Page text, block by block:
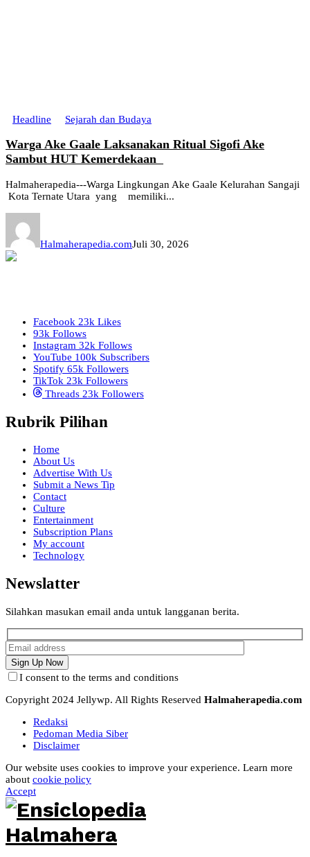
Headline Sejarah dan Budaya
Warga Ake Gaale Laksanakan Ritual Sigofi Ake
Sambut HUT Kemerdekaan
Halmaherapedia---Warga Lingkungan Ake Gaale Kelurahan Sangaji
Kota Ternate Utara yang memiliki...
Halmaherapedia.comJuli 30, 2026
Facebook 23k Likes
93k Follows
Instagram 32k Follows
YouTube 100k Subscribers
Spotify 65k Followers
TikTok 23k Followers
Threads 23k Followers
Rubrik Pilihan
Home
About Us
Advertise With Us
Submit a News Tip
Contact
Culture
Entertainment
Subscription Plans
My account
Technology
Newslatter
Silahkan masukan email anda untuk langganan berita.
I consent to the terms and conditions
Copyright 2024 Jellywp. All Rights Reserved Halmaherapedia.com
Redaksi
Pedoman Media Siber
Disclaimer
Our website uses cookies to improve your experience. Learn more
about cookie policy
Accept